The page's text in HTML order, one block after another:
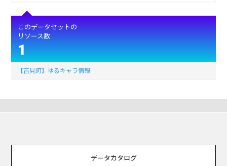
このデータセットの
リソース数
1
【吉見町】ゆるキャラ情報
データカタログ